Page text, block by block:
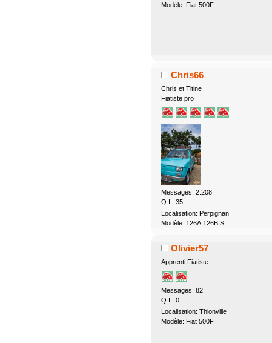
Modèle: Fiat 500F
Chris66
Chris et Titine
Fiatiste pro
Messages: 2.208
Q.I.: 35
Localisation: Perpignan
Modèle: 126A,126BIS...
Olivier57
Apprenti Fiatiste
Messages: 82
Q.I.: 0
Localisation: Thionville
Modèle: Fiat 500F